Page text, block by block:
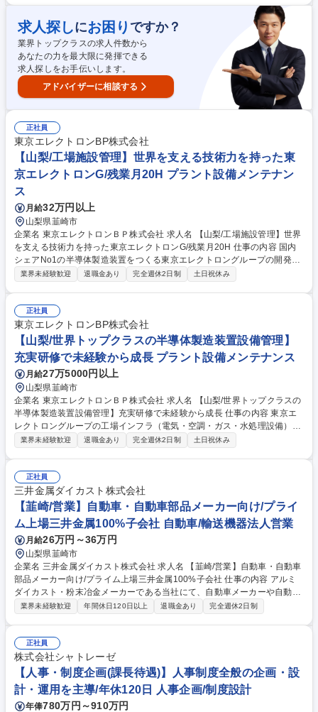
向けのシステム開発 ■大学との共同研究を含む先端技術のPoC 【開発環
境】言語：Python／ライブラリ：PyTorch、TensorFlow等 【業務内容の
変更の範囲】当社の指定する業務 募集職種 ※未経験歓迎!【山梨/AI・機械
学習エンジニア】創業35年/最先端技術に関わる
求人探しにお困り ですか？
業界トップクラスの求人件数から
あなたの力を最大限に発揮できる
求人探しをお手伝いします。
アドバイザーに相談する
正社員
東京エレクトロンBP株式会社
【山梨/工場施設管理】世界を支える技術力を持った東
京エレクトロンG/残業月20H プラント設備メンテナン
ス
月給32万円以上
山梨県韮崎市
企業名 東京エレクトロンＢＰ株式会社 求人名 【山梨/工場施設管理】世界
を支える技術力を持った東京エレクトロンG/残業月20H 仕事の内容 国内
シェアNo1の半導体製造装置をつくる東京エレクトロングループの開発・
生産拠点にて、設備メンテナンス、修繕計画の立案、建設会社との折衝、
などの経験を積みます（建設工事は管理をし、実作業を行いません）。将
来的には修繕計画立案、大型改修工事の建設会社選定/工事管理や省エネ提
案など、メンテナンス業務のみならず、効率よく安全に稼働させる為、上
流から業務に携わります。また、装置生産の環境を作るため、薬品の購買
業務にも携わり、幅広いキャリアを積むチャンスがあります。 募集職種
【山梨/工場施設管理】世界を支える技術力を持った東京エレクトロンG/残
業月20H
業界未経験歓迎 退職金あり 完全週休2日制 土日祝休み
正社員
東京エレクトロンBP株式会社
【山梨/世界トップクラスの半導体製造装置設備管理】
充実研修で未経験から成長 プラント設備メンテナンス
月給27万5000円以上
山梨県韮崎市
企業名 東京エレクトロンＢＰ株式会社 求人名 【山梨/世界トップクラスの
半導体製造装置設備管理】充実研修で未経験から成長 仕事の内容 東京エ
レクトロングループの工場インフラ（電気・空調・ガス・水処理設備）の
安定稼働を支える業務全般をお任せします。半導体製造装置の最先端工場
の管理（実作業は行いません）工場の効率化・コスト削減のための省エネ
施策の提案 ★キャリアステップ：まずは日常の点検・保守業務から経験を
積み、将来的には修繕計画の立案、建設会社選定/工事管理、省エネ提案と
いった上流工程へ。また、薬品の購買など幅広い業務に携わり、フルスペ
ックの設備エンジニアを目指せます。 募集職種 【山梨/世界トップクラス
の半導体製造装置設備管理】充実研修で未経験から成長
業界未経験歓迎 退職金あり 完全週休2日制 土日祝休み
正社員
三井金属ダイカスト株式会社
【韮崎/営業】自動車・自動車部品メーカー向け/プライ
ム上場三井金属100%子会社 自動車/輸送機器法人営業
月給26万円～36万円
山梨県韮崎市
企業名 三井金属ダイカスト株式会社 求人名 【韮崎/営業】自動車・自動車
部品メーカー向け/プライム上場三井金属100%子会社 仕事の内容 アルミ
ダイカスト・粉末冶金メーカーである当社にて、自動車メーカーや自動車
部品メーカー向けの営業をご担当頂きます。静岡や関東の既存顧客を中心
価格交渉、動向調整 ■対工場の見積依頼、内示情報展開、顧客と工場の調
整 【仕事の魅力】EVやHVの進化に伴いECUなどの需要が右肩上がりで成
長を続ける中、最先端の自動車開発に深く貢献できるダイナミックな環境
です。 募集職種 【韮崎/営業】自動車・自動車部品メーカー向け/プライム
上場三井金属100%子会社
業界未経験歓迎 年間休日120日以上 退職金あり 完全週休2日制
正社員
株式会社シャトレーゼ
【人事・制度企画(課長待遇)】人事制度全般の企画・設
計・運用を主導/年休120日 人事企画/制度設計
年俸780万円～910万円